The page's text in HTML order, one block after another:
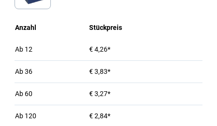
Anzahl Stückpreis
Ab 12 € 4,26*
Ab36 € 3,83*
Ab 60 € 3,27*
Ab 120 € 2,84*